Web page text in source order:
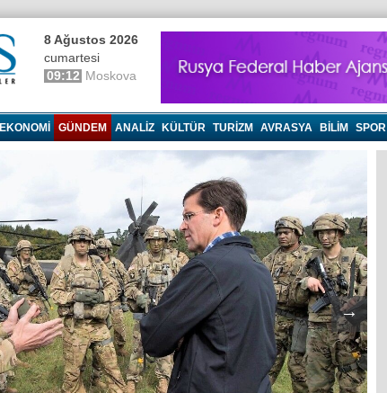
8 Ağustos 2026
cumartesi
09:12 Moskova
EKONOMI GÜNDEM ANALIZ KÜLTÜR TURIZM AVRASYA BILIM SPOR
→